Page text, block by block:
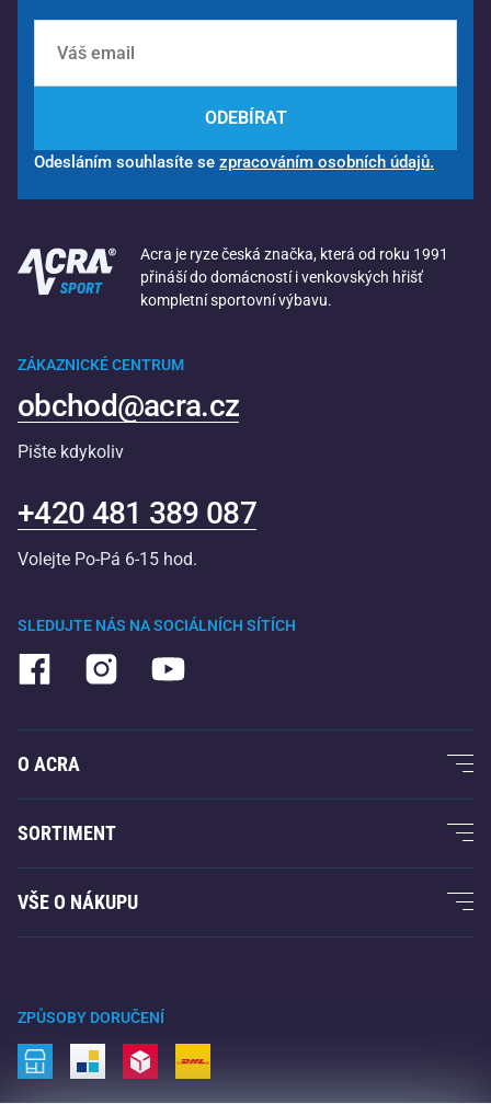
ODEBÍRAT
Odesláním souhlasíte se zpracováním osobních údajů.
Acra je ryze česká značka, která od roku 1991
přináší do domácností i venkovských hřišť
kompletní sportovní výbavu.
SLEDUJTE NÁS NA SOCIÁLNÍCH SÍTÍCH
ZÁKAZNICKÉ CENTRUM
obchod@acra.cz
Pište kdykoliv
+420 481 389 087
Volejte Po-Pá 6-15 hod.
O ACRA
O nás
Acra garance
Kontakty
SORTIMENT
Fitness a posilování
Raketové sporty
Volný čas a zábava
Kemping a turistika
VŠE O NÁKUPU
Vrácení a reklamace
Doprava a platba
ZPŮSOBY DORUČENÍ